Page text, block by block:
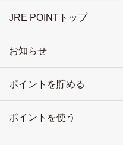
JRE POINTトップ
お知らせ
ポイントを貯める
ポイントを使う